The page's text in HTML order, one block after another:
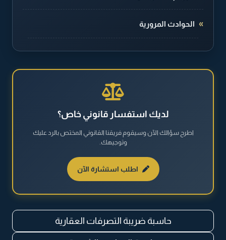
الحوادث المرورية
الطلاق والخلع
القضايا العقارية
القضايا العمالية
القضايا المالية
نظام مكافحة المخدرات والمؤثرات العقلية
لديك استفسار قانوني خاص؟
اطرح سؤالك الآن وسيقوم فريقنا القانوني المختص بالرد عليك
وتوجيهك.
اطلب استشارة الآن
حاسبة ضريبة التصرفات العقارية